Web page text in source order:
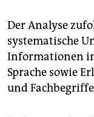
Der Analyse
systematische
Informationen
Sprache sowie
und